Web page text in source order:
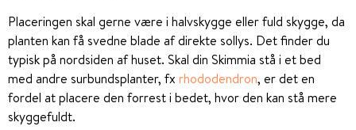
Placeringen skal gerne være i halvskygge eller fuld skygge, da
planten kan få svedne blade af direkte sollys. Det finder du
typisk på nordsiden af huset. Skal din Skimmia stå i et bed
med andre surbundsplanter, fx rhododendron, er det en
fordel at placere den forrest i bedet, hvor den kan stå mere
skyggefuldt.